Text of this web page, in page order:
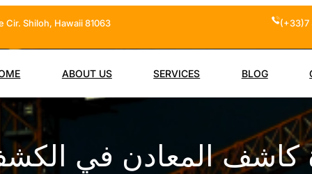
Cir. Shiloh, Hawaii 81063 (+33)7
ABOUT US SERVICES BLOG
كاشف المعادن في